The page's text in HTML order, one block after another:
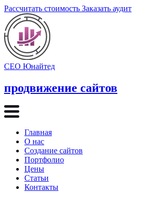
Рассчитать стоимость Заказать аудит
СЕО Юнайтед
продвижение сайтов
Главная
О нас
Создание сайтов
Портфолио
Цены
Статьи
Контакты